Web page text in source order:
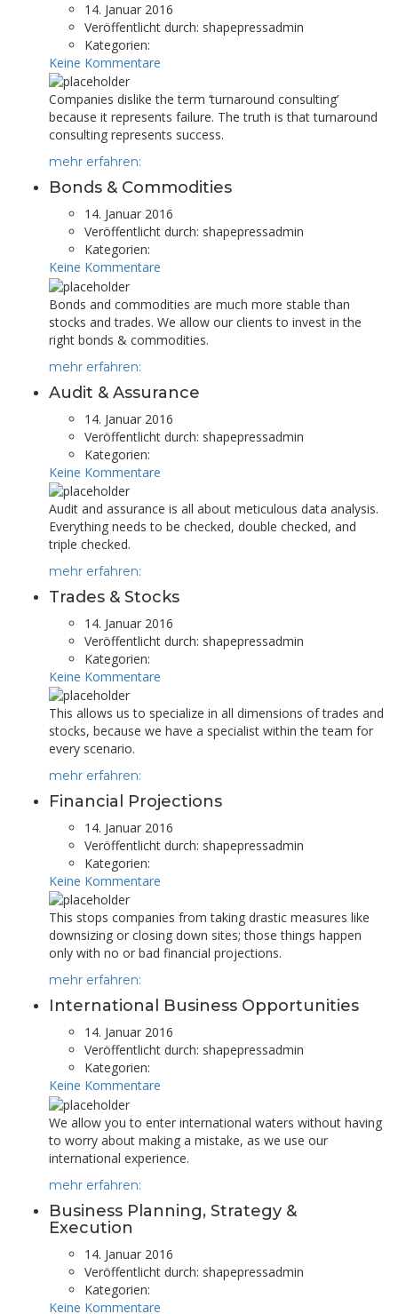
14. Januar 2016
Veröffentlicht durch: shapepressadmin
Kategorien:
Keine Kommentare
Companies dislike the term ‘turnaround consulting’
because it represents failure. The truth is that turnaround
consulting represents success.
mehr erfahren:
Bonds & Commodities
14. Januar 2016
Veröffentlicht durch: shapepressadmin
Kategorien:
Keine Kommentare
Bonds and commodities are much more stable than
stocks and trades. We allow our clients to invest in the
right bonds & commodities.
mehr erfahren:
Audit & Assurance
14. Januar 2016
Veröffentlicht durch: shapepressadmin
Kategorien:
Keine Kommentare
Audit and assurance is all about meticulous data analysis.
Everything needs to be checked, double checked, and
triple checked.
mehr erfahren:
Trades & Stocks
14. Januar 2016
Veröffentlicht durch: shapepressadmin
Kategorien:
Keine Kommentare
This allows us to specialize in all dimensions of trades and
stocks, because we have a specialist within the team for
every scenario.
mehr erfahren:
Financial Projections
14. Januar 2016
Veröffentlicht durch: shapepressadmin
Kategorien:
Keine Kommentare
This stops companies from taking drastic measures like
downsizing or closing down sites; those things happen
only with no or bad financial projections.
mehr erfahren:
International Business Opportunities
14. Januar 2016
Veröffentlicht durch: shapepressadmin
Kategorien:
Keine Kommentare
We allow you to enter international waters without having
to worry about making a mistake, as we use our
international experience.
mehr erfahren:
Business Planning, Strategy &
Execution
14. Januar 2016
Veröffentlicht durch: shapepressadmin
Kategorien:
Keine Kommentare